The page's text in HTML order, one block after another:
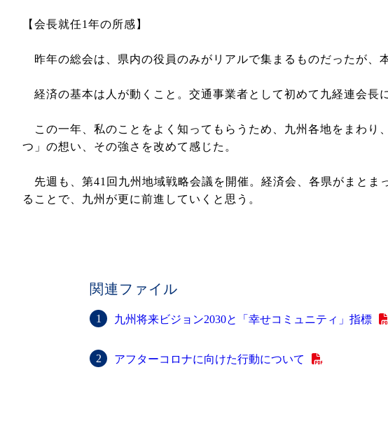
【会長就任1年の所感】
昨年の総会は、県内の役員のみがリアルで集まるものだったが、
経済の基本は人が動くこと。交通事業者として初めて九経連会長
この一年、私のことをよく知ってもらうため、九州各地をまわり
つ」の想い、その強さを改めて感じた。
先週も、第41回九州地域戦略会議を開催。経済会、各県がまとま
ることで、九州が更に前進していくと思う。
関連ファイル
九州将来ビジョン2030と「幸せコミュニティ」指標
アフターコロナに向けた行動について